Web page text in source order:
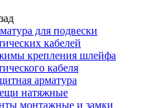
для подвески
кабелей
крепления шлейфа
кабеля
арматура
натяжные
монтажные и замки